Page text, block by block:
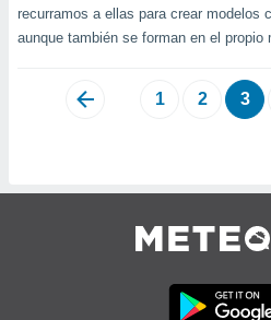
recurramos a ellas para crear modelos
aunque también se forman en el propio
1 2 3